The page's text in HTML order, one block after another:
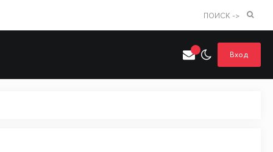
ПОИСК ->
Вход